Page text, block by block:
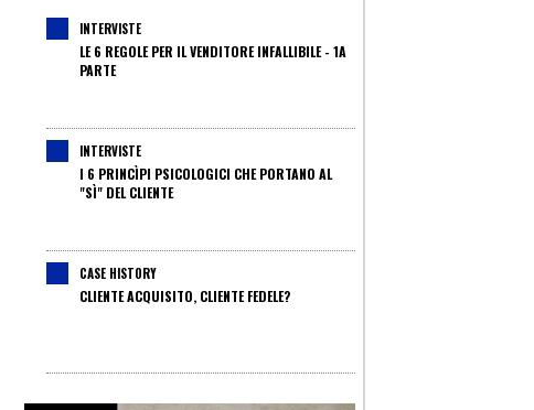
INTERVISTE
LE 6 REGOLE PER IL VENDITORE INFALLIBILE - 1A
PARTE
INTERVISTE
I 6 PRINCÌPI PSICOLOGICI CHE PORTANO AL
"SÌ" DEL CLIENTE
CASE HISTORY
CLIENTE ACQUISITO, CLIENTE FEDELE?